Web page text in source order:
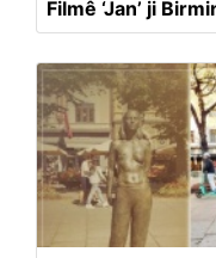
Filmê ‘Jan’ ji